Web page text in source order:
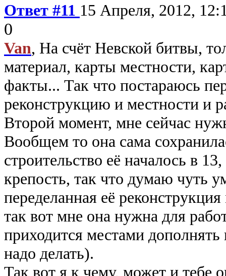
Ответ #11 15 Апреля, 2012,
0
Van, На счёт Невской битвы,
материал, карты местности,
факты... Так что постараюсь
реконструкцию и местности и
Второй момент, мне сейчас
Вообщем то она сама
строительство её началось в
крепость, так что думаю чуть
переделанная её
так вот мне она нужна для
приходится местами
надо делать).
Так вот я к чему, может и тебе